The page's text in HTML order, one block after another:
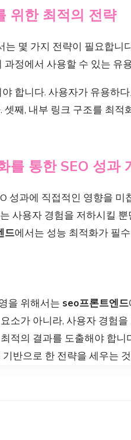
위한 최적의 전략
는 몇 가지 전략이 필요합니
과정에서 사용할 수 있는 유
합니다. 사용자가 유용하
셋째, 내부 링크 구조를 최
를 통한 SEO 성과
성과에 직접적인 영향을
사용자 경험을 저하시킬
드에서는 성능 최적화가 필
을 위해서는 seo프론트엔드
소가 아니라, 사용자 경험
적의 결과를 도출해야 합니
반으로 한 전략을 세우는